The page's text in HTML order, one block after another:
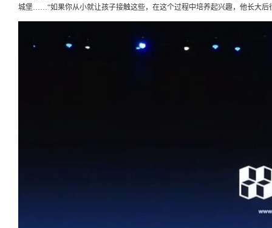
城堡……“如果你从小就让孩子接触这些，在这个过程中培养起兴趣，他长大后